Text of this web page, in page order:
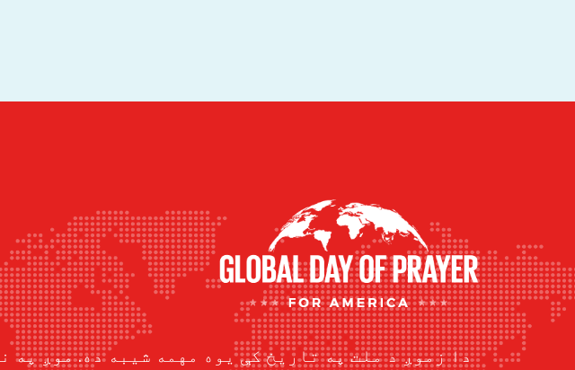
دا زموږ د ملت په تاریخ کې یوه مهمه شیبه ده. موږ په